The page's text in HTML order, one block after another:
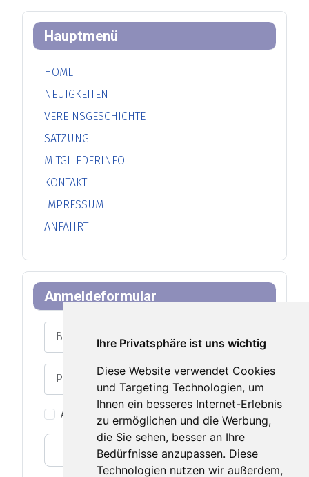
Ihre Privatsphäre ist uns wichtig
Diese Website verwendet Cookies
und Targeting Technologien, um
Ihnen ein besseres Internet-Erlebnis
zu ermöglichen und die Werbung,
die Sie sehen, besser an Ihre
Bedürfnisse anzupassen. Diese
Technologien nutzen wir außerdem,
Hauptmenü
HOME
NEUIGKEITEN
VEREINSGESCHICHTE
SATZUNG
MITGLIEDERINFO
KONTAKT
IMPRESSUM
ANFAHRT
Anmeldeformular
Passwort
Angemeldet bleiben
Web-Authentifizierung